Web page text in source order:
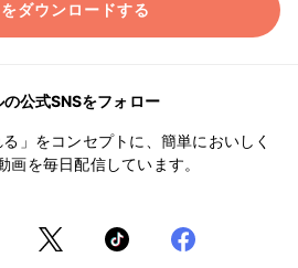
ダウンロードする
の公式SNSをフォロー
る」をコンセプトに、簡単においしく
画を毎日配信しています。